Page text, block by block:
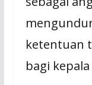
ketentuan
bagi